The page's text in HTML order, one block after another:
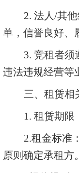
2. 法人/其
单，信誉良好、
3. 竞租者须
违法违规经营等
三、租赁相
1. 租赁期限
2.租金标准
原则确定承租方